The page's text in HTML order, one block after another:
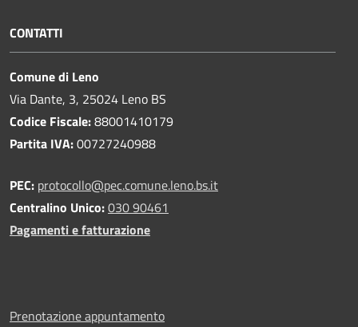
CONTATTI
Comune di Leno
Via Dante, 3, 25024 Leno BS
Codice Fiscale:88001410179
Partita IVA:00727240988
PEC: protocollo@pec.comune.leno.bs.it
Centralino Unico:030 90461
Pagamenti e fatturazione
Prenotazione appuntamento